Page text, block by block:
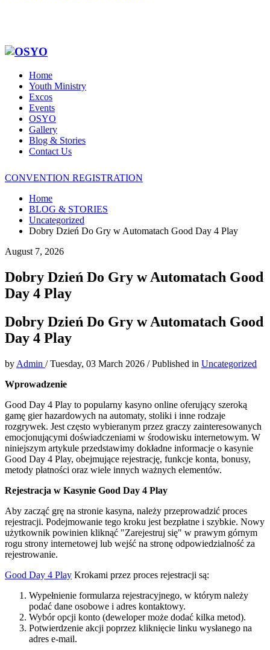
Home
Youth Ministry
Excos
Events
OSYO
Gallery
Blog & Stories
Contact Us
CONVENTION REGISTRATION
Home
BLOG & STORIES
Uncategorized
Dobry Dzień Do Gry w Automatach Good Day 4 Play
August 7, 2026
Dobry Dzień Do Gry w Automatach Good
Day 4 Play
Dobry Dzień Do Gry w Automatach Good
Day 4 Play
by Admin /Tuesday, 03 March 2026 /Published in Uncategorized
Wprowadzenie
Good Day 4 Play to popularny kasyno online oferujący szeroką
gamę gier hazardowych na automaty, stoliki i inne rodzaje
rozgrywek. Jest często wybieranym przez graczy zainteresowanych
emocjonującymi doświadczeniami w środowisku internetowym. W
niniejszym artykule przedstawimy dokładne informacje o kasynie
Good Day 4 Play, obejmujące rejestrację, funkcje konta, bonusy,
metody płatności oraz wiele innych ważnych elementów.
Rejestracja w Kasynie Good Day 4 Play
Aby zacząć grę na stronie kasyna, należy przeprowadzić proces
rejestracji. Podejmowanie tego kroku jest bezpłatne i szybkie. Nowy
użytkownik powinien kliknąć "Zarejestruj się" w prawym górnym
rogu strony internetowej lub wejść na stronę odpowiedzialność za
rejestrowanie.
Good Day 4 Play Krokami przez proces rejestracji są:
Wypełnienie formularza rejestracyjnego, w którym należy
podać dane osobowe i adres kontaktowy.
Wybór opcji konto (deweloper może dodać kilka metod).
Potwierdzenie akcji poprzez kliknięcie linku wysłanego na
adres e-mail.